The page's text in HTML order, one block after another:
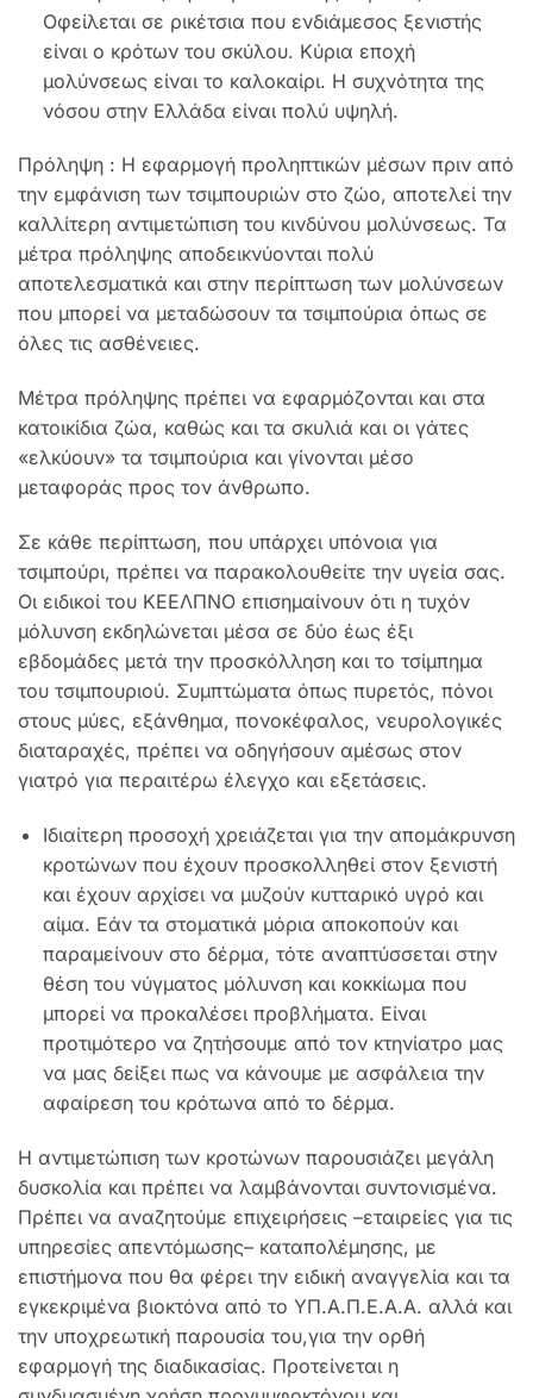
Οφείλεται σε ρικέτσια που ενδιάμεσος ξενιστής
είναι ο κρότων του σκύλου. Κύρια εποχή
μολύνσεως είναι το καλοκαίρι. Η συχνότητα της
νόσου στην Ελλάδα είναι πολύ υψηλή.
Πρόληψη : Η εφαρμογή προληπτικών μέσων πριν από
την εμφάνιση των τσιμπουριών στο ζώο, αποτελεί την
καλλίτερη αντιμετώπιση του κινδύνου μολύνσεως. Τα
μέτρα πρόληψης αποδεικνύονται πολύ
αποτελεσματικά και στην περίπτωση των μολύνσεων
που μπορεί να μεταδώσουν τα τσιμπούρια όπως σε
όλες τις ασθένειες.
Μέτρα πρόληψης πρέπει να εφαρμόζονται και στα
κατοικίδια ζώα, καθώς και τα σκυλιά και οι γάτες
«ελκύουν» τα τσιμπούρια και γίνονται μέσο
μεταφοράς προς τον άνθρωπο.
Σε κάθε περίπτωση, που υπάρχει υπόνοια για
τσιμπούρι, πρέπει να παρακολουθείτε την υγεία σας.
Οι ειδικοί του ΚΕΕΛΠΝΟ επισημαίνουν ότι η τυχόν
μόλυνση εκδηλώνεται μέσα σε δύο έως έξι
εβδομάδες μετά την προσκόλληση και το τσίμπημα
του τσιμπουριού. Συμπτώματα όπως πυρετός, πόνοι
στους μύες, εξάνθημα, πονοκέφαλος, νευρολογικές
διαταραχές, πρέπει να οδηγήσουν αμέσως στον
γιατρό για περαιτέρω έλεγχο και εξετάσεις.
Ιδιαίτερη προσοχή χρειάζεται για την απομάκρυνση
κροτώνων που έχουν προσκολληθεί στον ξενιστή
και έχουν αρχίσει να μυζούν κυτταρικό υγρό και
αίμα. Εάν τα στοματικά μόρια αποκοπούν και
παραμείνουν στο δέρμα, τότε αναπτύσσεται στην
θέση του νύγματος μόλυνση και κοκκίωμα που
μπορεί να προκαλέσει προβλήματα. Είναι
προτιμότερο να ζητήσουμε από τον κτηνίατρο μας
να μας δείξει πως να κάνουμε με ασφάλεια την
αφαίρεση του κρότωνα από το δέρμα.
Η αντιμετώπιση των κροτώνων παρουσιάζει μεγάλη
δυσκολία και πρέπει να λαμβάνονται συντονισμένα.
Πρέπει να αναζητούμε επιχειρήσεις –εταιρείες για τις
υπηρεσίες απεντόμωσης– καταπολέμησης, με
επιστήμονα που θα φέρει την ειδική αναγγελία και τα
εγκεκριμένα βιοκτόνα από το ΥΠ.Α.Π.Ε.Α.Α. αλλά και
την υποχρεωτική παρουσία του,για την ορθή
εφαρμογή της διαδικασίας. Προτείνεται η